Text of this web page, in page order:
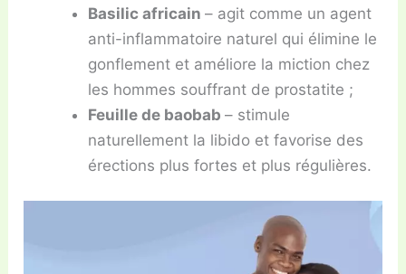
Basilic africain– agit comme un agent
anti-inflammatoire naturel qui élimine le
gonflement et améliore la miction chez
les hommes souffrant de prostatite ;
Feuille de baobab– stimule
naturellement la libido et favorise des
érections plus fortes et plus régulières.